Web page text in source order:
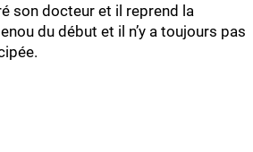
son docteur et il reprend la
du début et il n’y a toujours pas